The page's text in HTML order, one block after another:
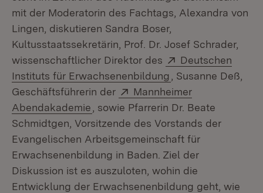
mit der Moderatorin des Fachtags, Alexandra von
Lingen, diskutieren Sandra Boser,
Kultusstaatssekretärin, Prof. Dr. Josef Schrader,
wissenschaftlicher Direktor des
Extern:
Deutschen
Instituts für Erwachsenenbildung (Öffnet in neuem
, Susanne Deß,
Geschäftsführerin der
Extern:
Mannheimer
Abendakademie (Öffnet in neuem Fenster)
, sowie Pfarrerin Dr. Beate
Schmidtgen, Vorsitzende des Vorstands der
Evangelischen Arbeitsgemeinschaft für
Erwachsenenbildung in Baden. Ziel der
Diskussion ist es auszuloten, wohin die
Entwicklung der Erwachsenenbildung geht, wie